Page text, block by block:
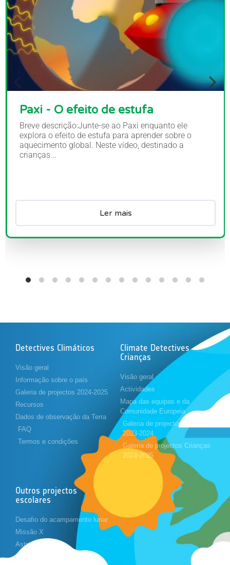
Paxi - O efeito de estufa
Breve descrição:Junte-se ao Paxi enquanto ele
explora o efeito de estufa para aprender sobre o
aquecimento global. Neste vídeo, destinado a
crianças...
Ler mais
Detectives Climáticos
Visão geral
Informação sobre o país
Galeria de projectos 2024-2025
Recursos
Dados de observação da Terra
FAQ
Termos e condições
Climate Detectives
Crianças
Visão geral
Actividades
Mapa das equipas e da
Comunidade Europeia
Galeria de projectos Crianças
2023-2024
Galeria de projectos Crianças
2024-2025
Outros projectos
escolares
Desafio do acampamento lunar
Missão X
Astropi
Cansat